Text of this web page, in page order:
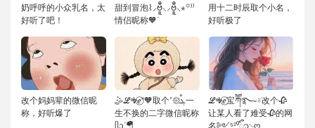
奶呼呼的小众乳名，太
好听了吧！
甜到冒泡⌇⸝ဗီူ⸜⸝ဗီူ⸜⋆꙳⁾⁾
情侣昵称🧡ᐝ
用十二时辰取个小名，
好听极了
改个妈妈辈的微信昵
称，好听爆了
🤹ℒᎭℯ⃝“🧡取个˚𑁍ࠬܓ一
生不换的二字微信昵称
ᥫᦱᐝ🪂
ℒᎭℯ⃝宝ཀོོ࿐˶⍤改个🥀
让某人看了难受🥀的网
名༻⁵²⁰ᬽ࿙ღ